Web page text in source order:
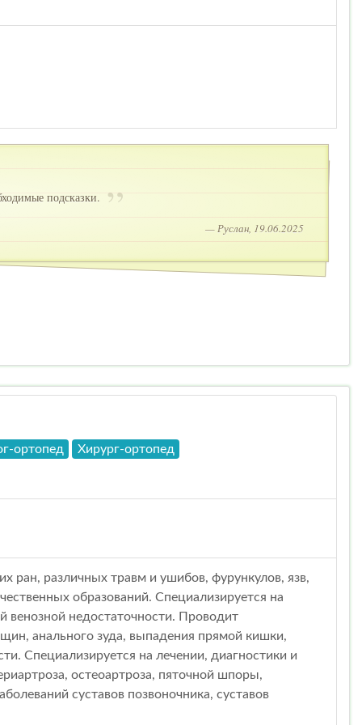
подсказки.
— Руслан, 19.06.2025
ортопед Хирург-ортопед
ран, различных травм и ушибов, фурункулов, язв,
образований. Специализируется на
венозной недостаточности. Проводит
анального зуда, выпадения прямой кишки,
Специализируется на лечении, диагностики и
остеоартроза, пяточной шпоры,
суставов позвоночника, суставов